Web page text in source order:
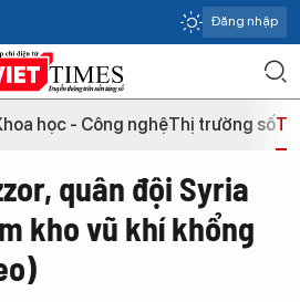
Đăng nhập
học - Công nghệThị trường số
quân đội Syria
kho vũ khí khổng